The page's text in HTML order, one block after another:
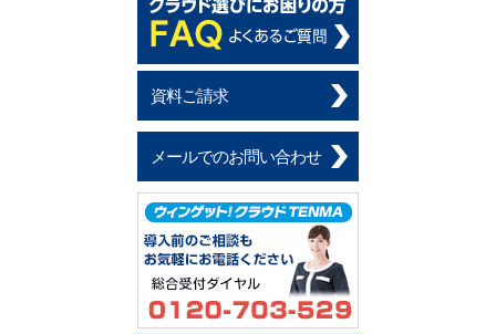
資料ご請求
メールでのお問い合わせ